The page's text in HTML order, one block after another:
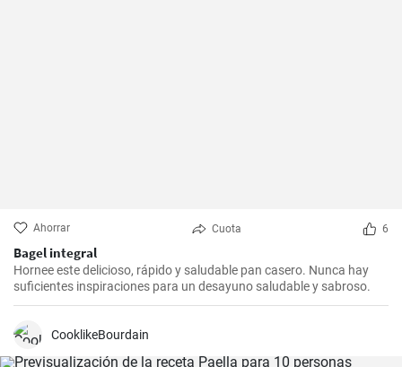
Ahorrar Cuota 6
Bagel integral
Hornee este delicioso, rápido y saludable pan casero. Nunca hay
suficientes inspiraciones para un desayuno saludable y sabroso.
CooklikeBourdain